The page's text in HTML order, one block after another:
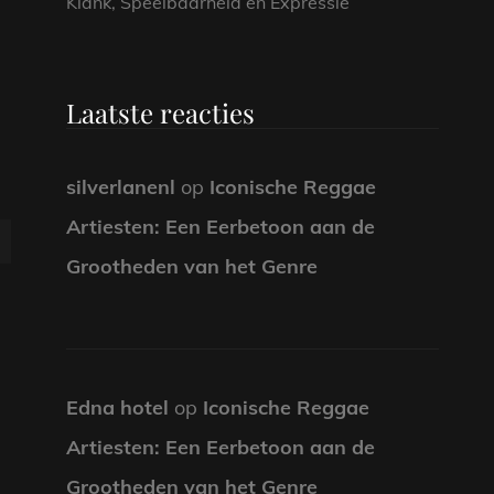
Laatste reacties
silverlanenl op Iconische Reggae
Artiesten: Een Eerbetoon aan de
Grootheden van het Genre
Edna hotel op Iconische Reggae
Artiesten: Een Eerbetoon aan de
Grootheden van het Genre